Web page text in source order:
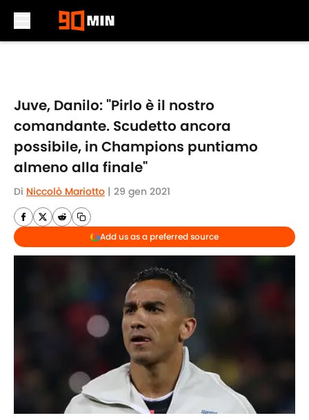
Juve, Danilo: "Pirlo è il nostro
comandante. Scudetto ancora
possibile, in Champions puntiamo
almeno alla finale"
Di Niccolò Mariotto | 29 gen 2021
Add us as a preferred source